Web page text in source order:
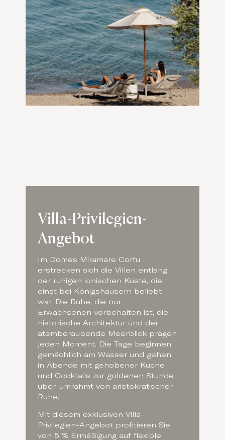
Villa-Privilegien-
Angebot
Im Domes Miramare Corfu
erstrecken sich die Villen entlang
der ruhigen ionischen Küste, die
einst bei Königshäusern beliebt
war. Die Ruhe, die nur
Erwachsenen vorbehalten ist, die
historische Architektur und der
atemberaubende Meerblick prägen
jeden Moment. Die Tage beginnen
gemächlich am Wasser und gehen
in Abende mit gehobener Küche
und Cocktails zur goldenen Stunde
über, umrahmt von aristokratischer
Ruhe.
Mit diesem exklusiven Villa-
Privilegien-Angebot profitieren Sie
von 5 % Ermäßigung auf flexible